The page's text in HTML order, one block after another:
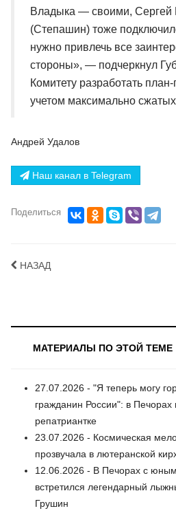
Владыка — своими, Сергей
(Степашин) тоже
нужно привлечь все
стороны», — подчеркнул
Комитету разработать
учетом максимально
Андрей Удалов
Наш канал в Telegram
Поделиться
НАЗАД
МАТЕРИАЛЫ ПО ЭТОЙ ТЕМЕ
27.07.2026 - "Я теперь могу
гражданин России": в Печорах
репатриантке
23.07.2026 - Космическая
прозвучала в лютеранской
12.06.2026 - В Печорах с
встретился легендарный
Грушин